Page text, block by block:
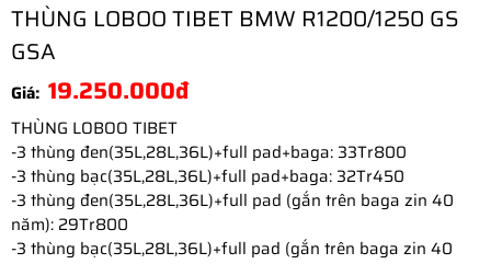
THÙNG LOBOO TIBET BMW R1200/1250 GS
GSA
Giá: 19.250.000đ
THÙNG LOBOO TIBET
-3 thùng đen(35L,28L,36L)+full pad+baga: 33Tr800
-3 thùng bạc(35L,28L,36L)+full pad+baga: 32Tr450
-3 thùng đen(35L,28L,36L)+full pad (gắn trên baga zin 40
năm): 29Tr800
-3 thùng bạc(35L,28L,36L)+full pad (gắn trên baga zin 40